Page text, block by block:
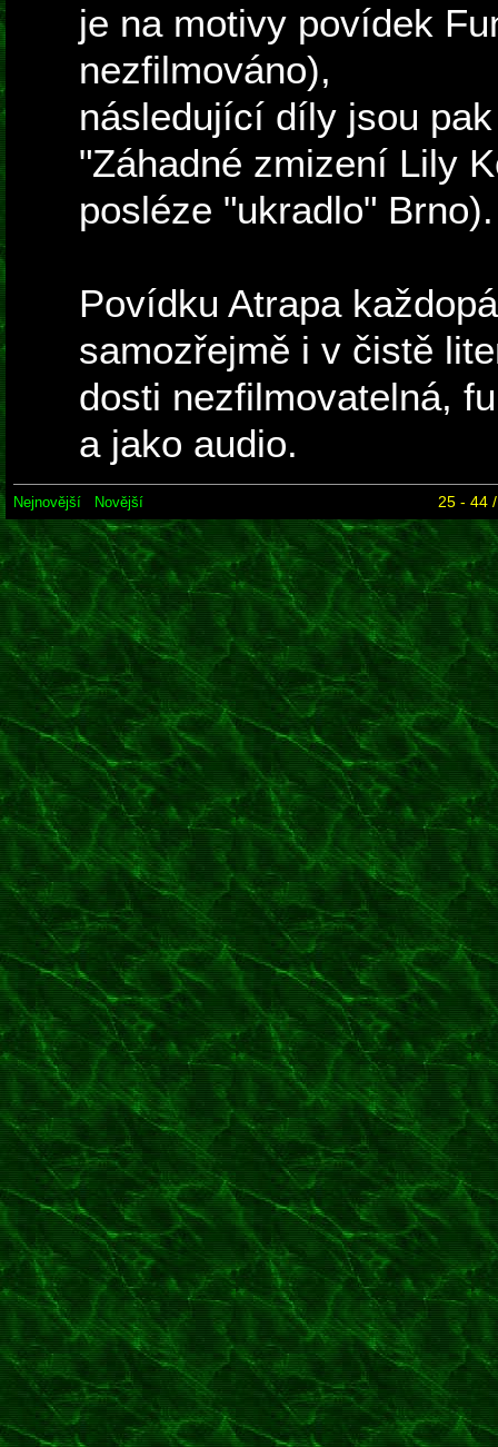
je na motivy povídek
nezfilmováno),
následující díly jsou
"Záhadné zmizení Lily
posléze "ukradlo" Brno).
Povídku Atrapa
samozřejmě i v čistě
dosti nezfilmovatelná,
a jako audio.
Nejnovější Novější 25 - 44